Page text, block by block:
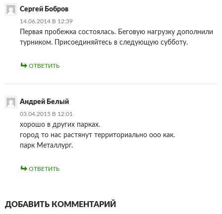
Сергей Бобров
14.06.2014 В 12:39
Первая пробежка состоялась. Беговую нагрузку дополнили
турником. Присоединяйтесь в следующую субботу.
ОТВЕТИТЬ
Андрей Белый
03.04.2015 В 12:01
хорошо в других парках.
город то нас растянут территориально ооо как.
парк Металлург.
ОТВЕТИТЬ
ДОБАВИТЬ КОММЕНТАРИЙ